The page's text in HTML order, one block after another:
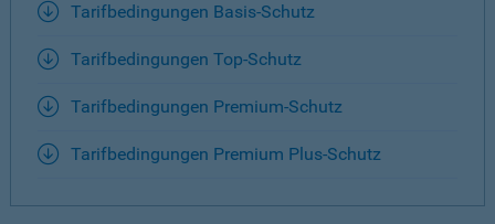
Tarifbedingungen Basis-Schutz
Tarifbedingungen Top-Schutz
Tarifbedingungen Premium-Schutz
Tarifbedingungen Premium Plus-Schutz